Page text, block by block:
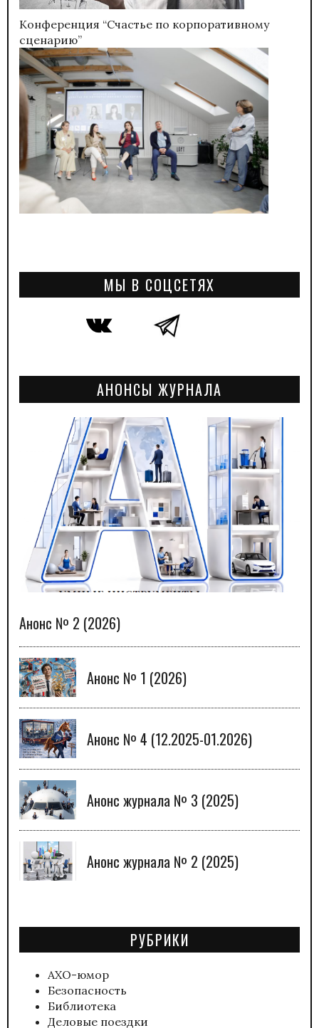
Конференция “Счастье по корпоративному
сценарию”
МЫ В СОЦСЕТЯХ
АНОНСЫ ЖУРНАЛА
Анонс № 2 (2026)
Анонс № 1 (2026)
Анонс № 4 (12.2025-01.2026)
Анонс журнала № 3 (2025)
Анонс журнала № 2 (2025)
РУБРИКИ
АХО-юмор
Безопасность
Библиотека
Деловые поездки